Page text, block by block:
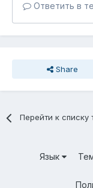
Ответить в
Share
Перейти к списку
Язык